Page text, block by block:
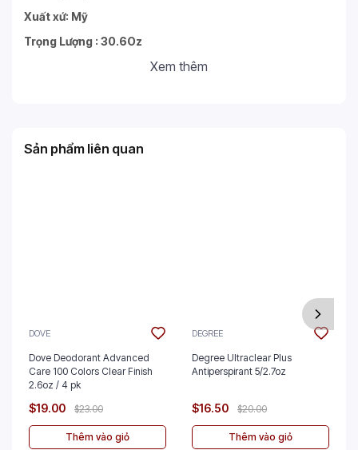
Xuất xứ: Mỹ
Trọng Lượng : 30.6Oz
Xem thêm
Sản phẩm liên quan
DOVE
Dove Deodorant Advanced
Care 100 Colors Clear Finish
2.6oz / 4 pk
$19.00 $23.00
Thêm vào giỏ
DEGREE
Degree Ultraclear Plus
Antiperspirant 5/2.7oz
$16.50 $20.00
Thêm vào giỏ